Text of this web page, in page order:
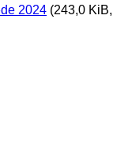
2024 (243,0 KiB,